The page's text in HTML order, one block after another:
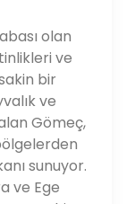
uygun
olan
ve
bir
ve
Gömeç,
sunuyor.
ve Ege